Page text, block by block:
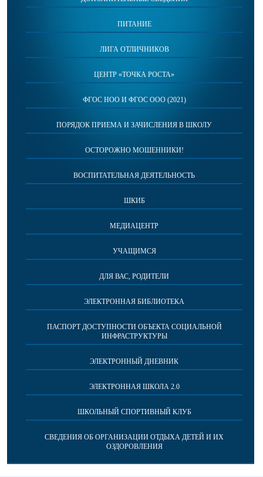
ПИТАНИЕ
ЛИГА ОТЛИЧНИКОВ
ЦЕНТР «ТОЧКА РОСТА»
ФГОС НОО И ФГОС ООО (2021)
ПОРЯДОК ПРИЕМА И ЗАЧИСЛЕНИЯ В ШКОЛУ
ОСТОРОЖНО МОШЕННИКИ!
ВОСПИТАТЕЛЬНАЯ ДЕЯТЕЛЬНОСТЬ
ШКИБ
МЕДИАЦЕНТР
УЧАЩИМСЯ
ДЛЯ ВАС, РОДИТЕЛИ
ЭЛЕКТРОННАЯ БИБЛИОТЕКА
ПАСПОРТ ДОСТУПНОСТИ ОБЪЕКТА СОЦИАЛЬНОЙ
ИНФРАСТРУКТУРЫ
ЭЛЕКТРОННЫЙ ДНЕВНИК
ЭЛЕКТРОННАЯ ШКОЛА 2.0
ШКОЛЬНЫЙ СПОРТИВНЫЙ КЛУБ
СВЕДЕНИЯ ОБ ОРГАНИЗАЦИИ ОТДЫХА ДЕТЕЙ И ИХ
ОЗДОРОВЛЕНИЯ